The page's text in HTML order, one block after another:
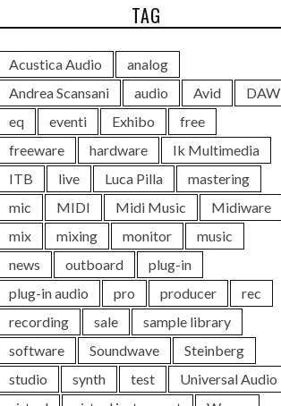
TAG
Acustica Audio
analog
Andrea Scansani
audio Avid
DAW
eq
eventi Exhibo
free
freeware
hardware
Ik Multimedia
ITB
live Luca Pilla
mastering
mic
MIDI Midi Music
Midiware
mix
mixing monitor
music
news
outboard
plug-in
plug-in audio
pro producer
rec
recording
sale
sample library
software
Soundwave
Steinberg
studio
synth test
Universal Audio